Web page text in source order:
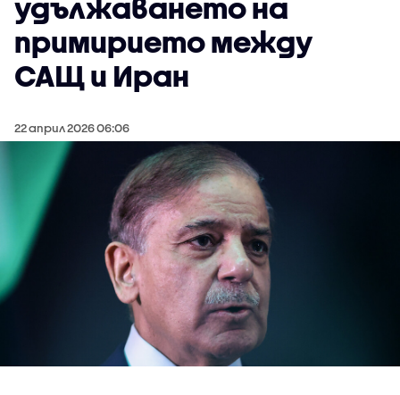
удължаването на
примирието между
САЩ и Иран
22 април 2026 06:06